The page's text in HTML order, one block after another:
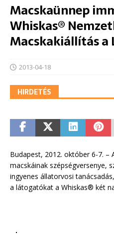
Macskaünnep
Whiskas®
Macskakiállítás a
2013-04-18
HIRDETÉS
Budapest, 2012. október 6-7. –
macskáinak szépségversenye,
ingyenes állatorvosi
a látogatókat a Whiskas® két